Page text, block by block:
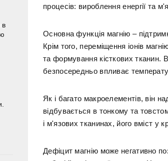
в
процесів: вироблення енергії та
Основна функція магнію –
Крім того, переміщення іонів
та формування кісткових
безпосередньо впливає
Як і багато макроелементів, він
відбувається в тонкому та
і м'язових тканинах, його вміст у
Дефіцит магнію може негативно